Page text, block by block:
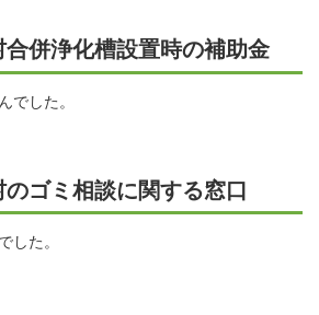
併浄化槽設置時の補助金
でした。
ゴミ相談に関する窓口
した。